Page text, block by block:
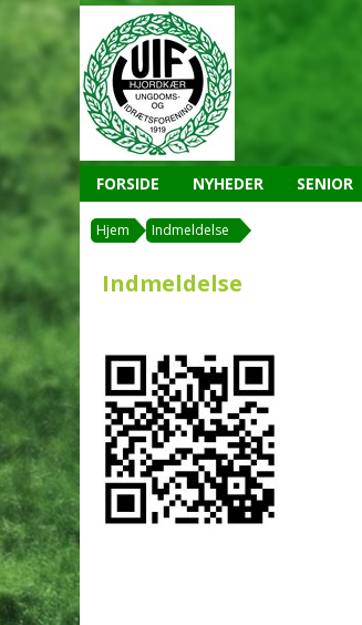
FORSIDE NYHEDER SENIOR
Hjem Indmeldelse
Indmeldelse